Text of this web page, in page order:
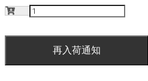
再入荷通知